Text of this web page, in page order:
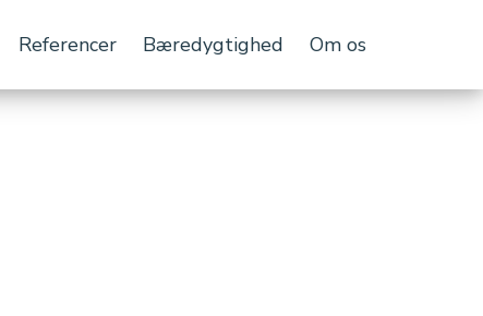
Referencer Bæredygtighed Om os